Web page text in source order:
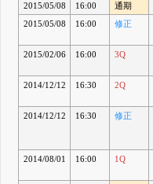
2015/05/08
16:00 通期
2015/05/08
16:00 修正
2015/02/06
16:00 3Q
2014/12/12
16:30 2Q
2014/12/12
16:30 修正
2014/08/01
16:00 1Q